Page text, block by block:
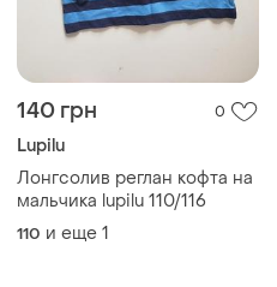
140 грн 0
Lupilu
Лонгсолив реглан кофта на
мальчика lupilu 110/116
110 и еще 1